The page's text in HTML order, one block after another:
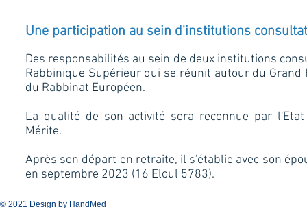
Une participation au sein d'institutions
Des responsabilités au sein de deux institutions
Rabbinique Supérieur qui se réunit autour du Grand
du Rabbinat Européen.
La qualité de son activité sera reconnue par
Mérite.
Après son départ en retraite, il s'établie avec son
en septembre 2023 (16 Eloul 5783).
© 2021 Design by HandMed